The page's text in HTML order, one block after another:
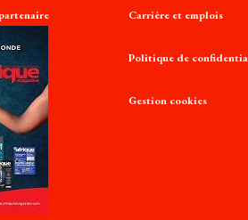
Carrière et emplois
Politique de
Gestion cookies